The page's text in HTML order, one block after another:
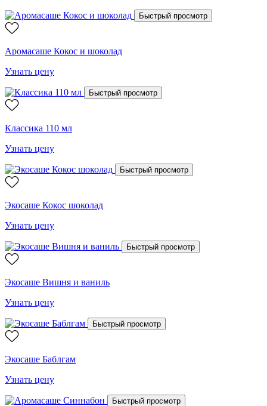
Быстрый просмотр
Аромасаше Кокос и шоколад
Узнать цену
Быстрый просмотр
Классика 110 мл
Узнать цену
Быстрый просмотр
Экосаше Кокос шоколад
Узнать цену
Быстрый просмотр
Экосаше Вишня и ваниль
Узнать цену
Быстрый просмотр
Экосаше Баблгам
Узнать цену
Быстрый просмотр